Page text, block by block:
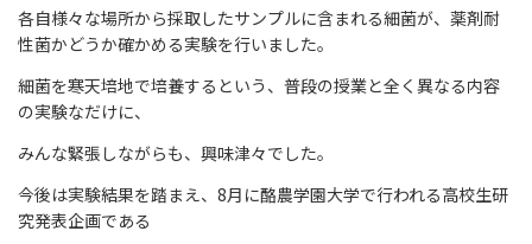
各自様々な場所から採取したサンプルに含まれる細菌が、薬剤耐
性菌かどうか確かめる実験を行いました。
細菌を寒天培地で培養するという、普段の授業と全く異なる内容
の実験なだけに、
みんな緊張しながらも、興味津々でした。
今後は実験結果を踏まえ、8月に酪農学園大学で行われる高校生研
究発表企画である